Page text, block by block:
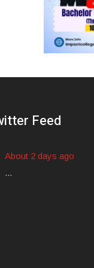
Feed
About 2 days ago
...